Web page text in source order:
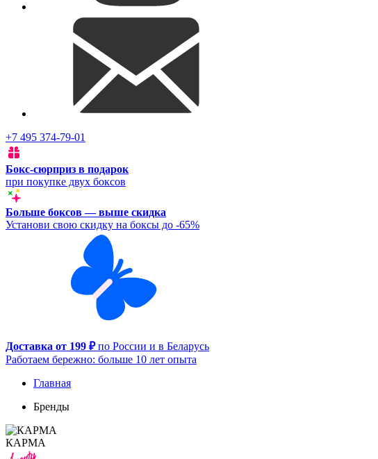
+7 495 374-79-01
Бокс-сюрприз в подарок
при покупке двух боксов
Больше боксов — выше скидка
Установи свою скидку на боксы до -65%
Доставка от 199 ₽по России и в Беларусь
Работаем бережно: больше 10 лет опыта
Главная
Бренды
КАРМА